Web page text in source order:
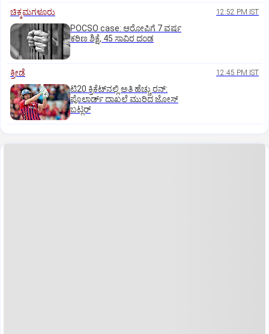
ಚಿಕ್ಕಮಗಳೂರು 12:52 PM IST
POCSO case: ಆರೋಪಿಗೆ 7 ವರ್ಷ
ಕಠಿಣ ಶಿಕ್ಷೆ, 45 ಸಾವಿರ ದಂಡ
ಕ್ರೀಡೆ 12:45 PM IST
ಟಿ20 ಕ್ರಿಕೆಟ್‌ನಲ್ಲಿ ಅತಿ ಹೆಚ್ಚು ರನ್:
ಪೊಲಾರ್ಡ್ ದಾಖಲೆ ಮುರಿದ ಜೋಸ್
ಬಟ್ಲರ್